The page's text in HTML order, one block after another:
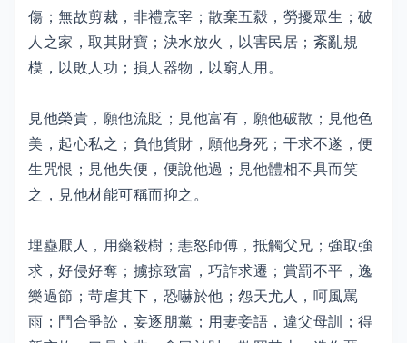
傷；無故剪裁，非禮烹宰；散棄五縠，勞擾眾生；破
人之家，取其財寶；決水放火，以害民居；紊亂規
模，以敗人功；損人器物，以窮人用。
見他榮貴，願他流貶；見他富有，願他破散；見他色
美，起心私之；負他貨財，願他身死；干求不遂，便
生咒恨；見他失便，便說他過；見他體相不具而笑
之，見他材能可稱而抑之。
埋蠱厭人，用藥殺樹；恚怒師傅，抵觸父兄；強取強
求，好侵好奪；擄掠致富，巧詐求遷；賞罰不平，逸
樂過節；苛虐其下，恐嚇於他；怨天尤人，呵風罵
雨；鬥合爭訟，妄逐朋黨；用妻妾語，違父母訓；得